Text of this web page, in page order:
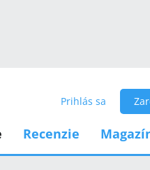
Prihlás sa
Recenzie